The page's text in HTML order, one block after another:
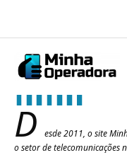
D
esde 2011, o site
o setor de telecomunicações